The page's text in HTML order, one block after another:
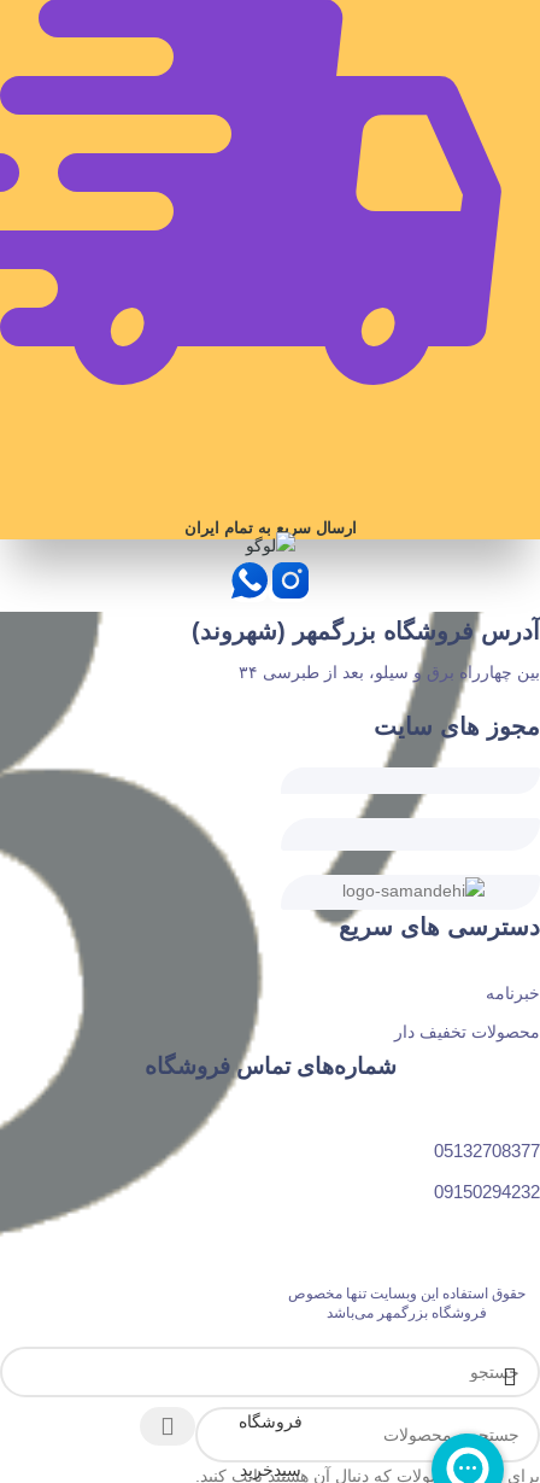
ارسال سریع به تمام ایران
آدرس فروشگاه بزرگمهر (شهروند)
بین چهارراه برق و سیلو، بعد از طبرسی ۳۴
مجوز های سایت
دسترسی های سریع
خبرنامه
محصولات تخفیف دار
شماره‌های تماس فروشگاه
05132708377
09150294232
حقوق استفاده این وبسایت تنها مخصوص
فروشگاه بزرگمهر می‌باشد
برای دیدن محصولات که دنبال آن هستید تایپ کنید.
فروشگاه
سبدخرید